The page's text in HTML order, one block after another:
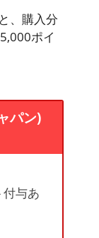
購入分
ポイ
パン)
付与あ